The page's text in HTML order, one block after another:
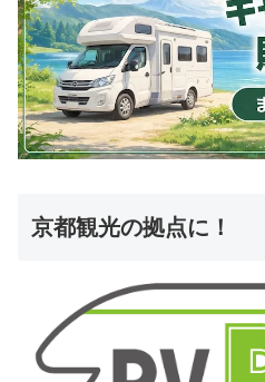
京都観光の拠点に！